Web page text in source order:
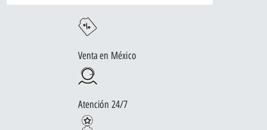
Venta en México
Atención 24/7